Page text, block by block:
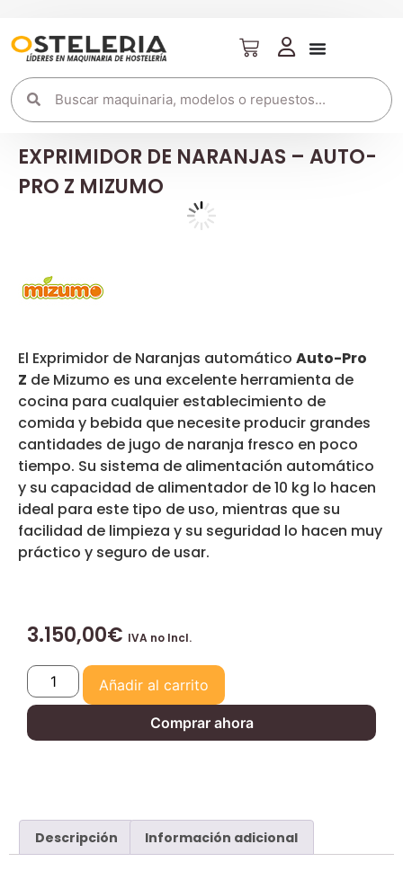
EXPRIMIDOR DE NARANJAS – AUTO-
PRO Z MIZUMO
El Exprimidor de Naranjas automático Auto-Pro
Z de Mizumo es una excelente herramienta de
cocina para cualquier establecimiento de
comida y bebida que necesite producir grandes
cantidades de jugo de naranja fresco en poco
tiempo. Su sistema de alimentación automático
y su capacidad de alimentador de 10 kg lo hacen
ideal para este tipo de uso, mientras que su
facilidad de limpieza y su seguridad lo hacen muy
práctico y seguro de usar.
3.150,00€ IVA no Incl.
Añadir al carrito
Comprar ahora
Descripción Información adicional